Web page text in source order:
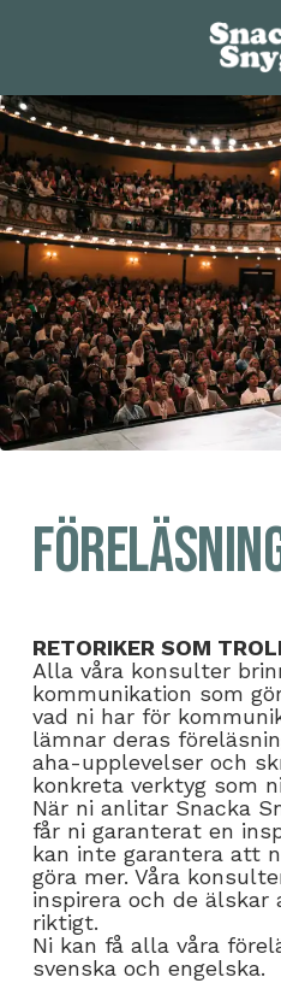
RETORIKER SOM
Alla våra konsulter
kommunikation som
vad ni har för
lämnar deras
aha-upplevelser och
konkreta verktyg som
När ni anlitar Snacka
får ni garanterat en
kan inte garantera att
göra mer. Våra
inspirera och de
riktigt.
Ni kan få alla våra
svenska och engelska.
Navigated to new page at /